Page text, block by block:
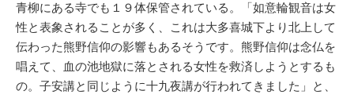
青柳にある寺でも１９体保管されている。「如意輪観音は女
性と表象されることが多く、これは大多喜城下より北上して
伝わった熊野信仰の影響もあるそうです。熊野信仰は念仏を
唱えて、血の池地獄に落とされる女性を救済しようとするも
の。子安講と同じように十九夜講が行われてきました」と、